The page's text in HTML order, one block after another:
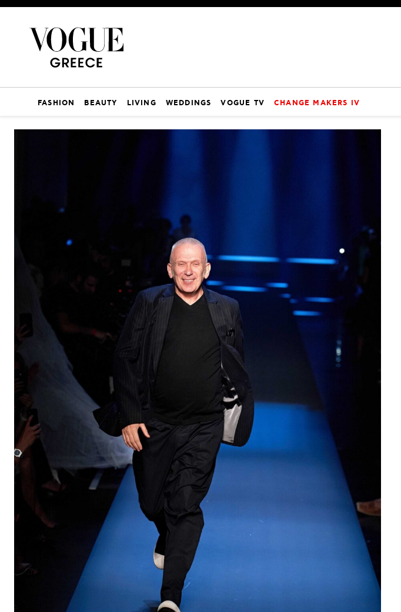
FASHION BEAUTY LIVING WEDDINGS VOGUE TV CHANGE MAKERS IV